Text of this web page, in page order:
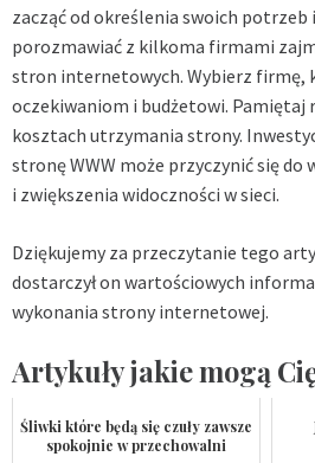
zacząć od określenia swoich potrzeb
porozmawiać z kilkoma firmami
stron internetowych. Wybierz firmę,
oczekiwaniom i budżetowi. Pamiętaj
kosztach utrzymania strony.
stronę WWW może przyczynić się do
i zwiększenia widoczności w sieci.
Dziękujemy za przeczytanie tego
dostarczył on wartościowych
wykonania strony internetowej.
Artykuły jakie mogą
Śliwki które będą się czuły zawsze
spokojnie w przechowalni